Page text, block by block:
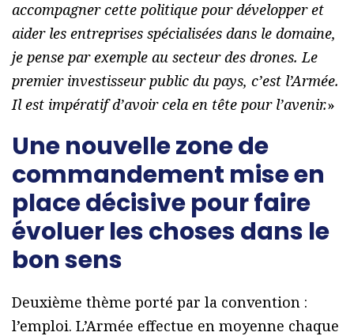
accompagner cette politique pour développer et
aider les entreprises spécialisées dans le domaine,
je pense par exemple au secteur des drones. Le
premier investisseur public du pays, c’est l’Armée.
Il est impératif d’avoir cela en tête pour l’avenir.»
Une nouvelle zone de
commandement mise en
place décisive pour faire
évoluer les choses dans le
bon sens
Deuxième thème porté par la convention :
l’emploi. L’Armée effectue en moyenne chaque